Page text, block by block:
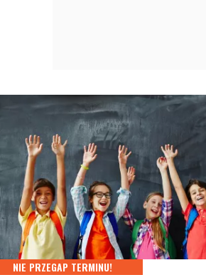
NIE PRZEGAP TERMINU!